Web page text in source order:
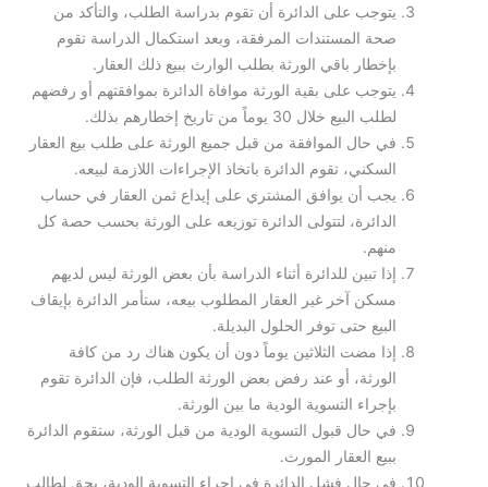
يتوجب على الدائرة أن تقوم بدراسة الطلب، والتأكد من
صحة المستندات المرفقة، وبعد استكمال الدراسة تقوم
بإخطار باقي الورثة بطلب الوارث ببيع ذلك العقار.
يتوجب على بقية الورثة موافاة الدائرة بموافقتهم أو رفضهم
لطلب البيع خلال 30 يوماً من تاريخ إخطارهم بذلك.
في حال الموافقة من قبل جميع الورثة على طلب بيع العقار
السكني، تقوم الدائرة باتخاذ الإجراءات اللازمة لبيعه.
يجب أن يوافق المشتري على إيداع ثمن العقار في حساب
الدائرة، لتتولى الدائرة توزيعه على الورثة بحسب حصة كل
منهم.
إذا تبين للدائرة أثناء الدراسة بأن بعض الورثة ليس لديهم
مسكن آخر غير العقار المطلوب بيعه، ستأمر الدائرة بإيقاف
البيع حتى توفر الحلول البديلة.
إذا مضت الثلاثين يوماً دون أن يكون هناك رد من كافة
الورثة، أو عند رفض بعض الورثة الطلب، فإن الدائرة تقوم
بإجراء التسوية الودية ما بين الورثة.
في حال قبول التسوية الودية من قبل الورثة، ستقوم الدائرة
ببيع العقار المورث.
في حال فشل الدائرة في إجراء التسوية الودية، يحق لطالب